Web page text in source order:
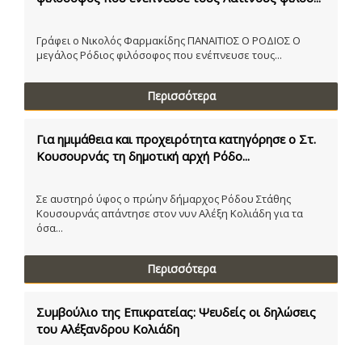
Γράφει ο Νικολός Φαρμακίδης ΠΑΝΑΙΤΙΟΣ Ο ΡΟΔΙΟΣ Ο
μεγάλος Ρόδιος φιλόσοφος που ενέπνευσε τους...
Περισσότερα
Για ημιμάθεια και προχειρότητα κατηγόρησε ο Στ.
Κουσουρνάς τη δημοτική αρχή Ρόδο...
Σε αυστηρό ύφος ο πρώην δήμαρχος Ρόδου Στάθης
Κουσουρνάς απάντησε στον νυν Αλέξη Κολιάδη για τα
όσα...
Περισσότερα
Συμβούλιο της Επικρατείας: Ψευδείς οι δηλώσεις
του Αλέξανδρου Κολιάδη